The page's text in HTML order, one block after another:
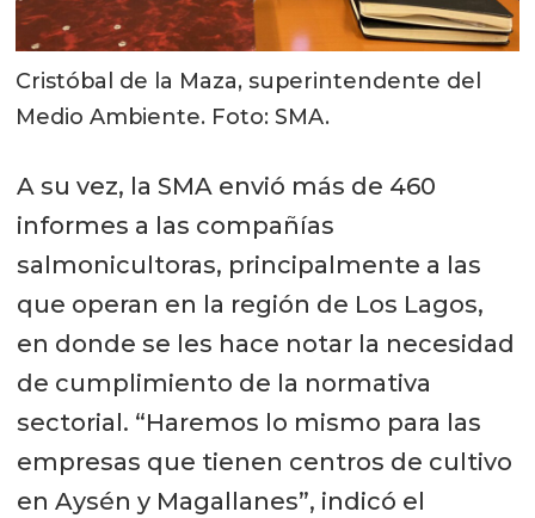
Cristóbal de la Maza, superintendente del
Medio Ambiente. Foto: SMA.
A su vez, la SMA envió más de 460
informes a las compañías
salmonicultoras, principalmente a las
que operan en la región de Los Lagos,
en donde se les hace notar la necesidad
de cumplimiento de la normativa
sectorial. “Haremos lo mismo para las
empresas que tienen centros de cultivo
en Aysén y Magallanes”, indicó el